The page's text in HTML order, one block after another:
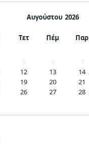
Αυγούστου 2026
Τετ Πέμ Παρ
12 13 14
19 20 21
26 27 28